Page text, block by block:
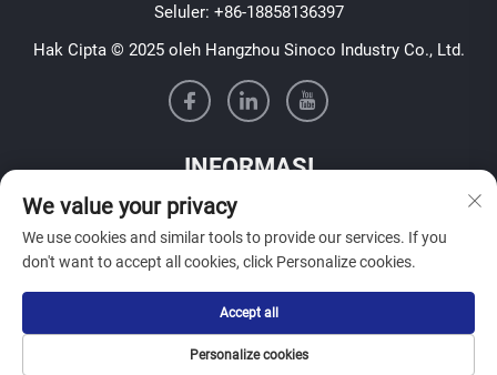
Seluler: +86-18858136397
Hak Cipta © 2025 oleh Hangzhou Sinoco Industry Co., Ltd.
INFORMASI
Daftar untuk menerima buletin mingguan kami
KIRIM
We value your privacy
We use cookies and similar tools to provide our services. If you
don't want to accept all cookies, click Personalize cookies.
Personalize cookies
Accept all